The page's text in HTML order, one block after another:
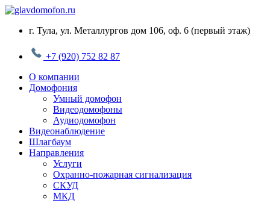
Перейти
содержимому
г. Тула, ул. Металлургов дом 106, оф. 6 (первый этаж)
+7 (920) 752 82 87
О компании
Домофония
Умный домофон
Видеодомофоны
Аудиодомофон
Видеонаблюдение
Шлагбаум
Направления
Услуги
Охранно-пожарная сигнализация
СКУД
МКД